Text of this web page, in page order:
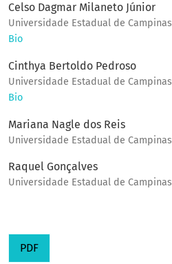
Celso Dagmar Milaneto Júnior
Universidade Estadual de Campinas
Bio
Cinthya Bertoldo Pedroso
Universidade Estadual de Campinas
Bio
Mariana Nagle dos Reis
Universidade Estadual de Campinas
Raquel Gonçalves
Universidade Estadual de Campinas
PDF